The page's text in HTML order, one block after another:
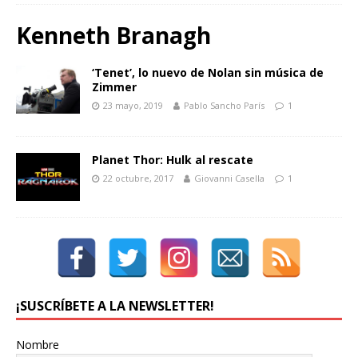
Kenneth Branagh
‘Tenet’, lo nuevo de Nolan sin música de
Zimmer
23 mayo, 2019 Pablo Sancho París 1
Planet Thor: Hulk al rescate
22 octubre, 2017 Giovanni Casella 1
¡SUSCRÍBETE A LA NEWSLETTER!
Nombre